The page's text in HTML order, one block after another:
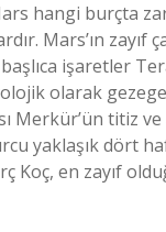
hangi burçta
Mars’ın zayıf
işaretler
olarak
Merkür’ün titiz
yaklaşık dört
Koç, en zayıf